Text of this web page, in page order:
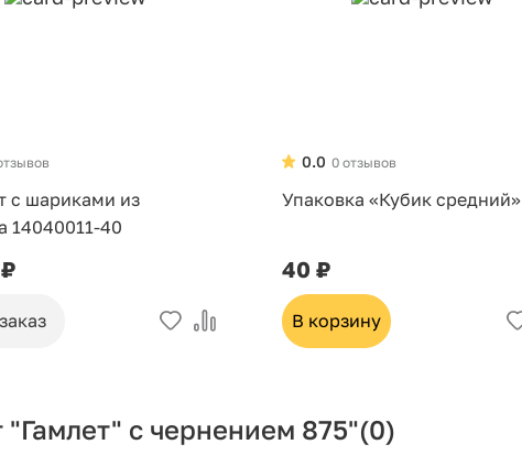
с шариками из
14040011-40
0 отзывов
0.0
Упаковка «Кубик средний»
40 ₽
В корзину
с чернением 875"(0)